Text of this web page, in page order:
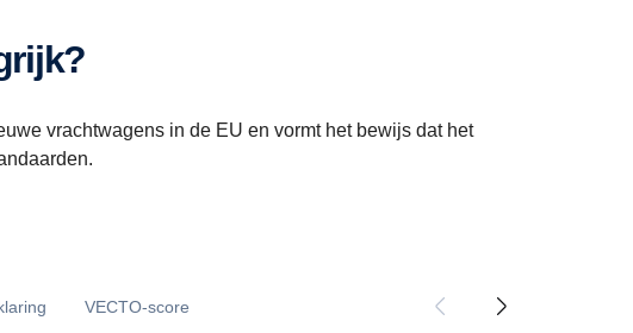
vrachtwagens in de EU en vormt het bewijs dat het
VECTO-score